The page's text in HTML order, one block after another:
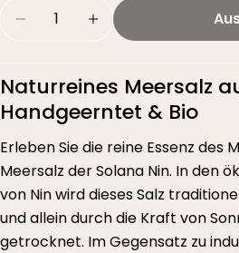
Menge für Solana Nin –
Menge für
Naturreines Meersalz
Handgeerntet & Bio
Erleben Sie die reine Essenz des
Meersalz der Solana Nin. In den
von Nin wird dieses Salz
und allein durch die Kraft von
getrocknet. Im Gegensatz zu